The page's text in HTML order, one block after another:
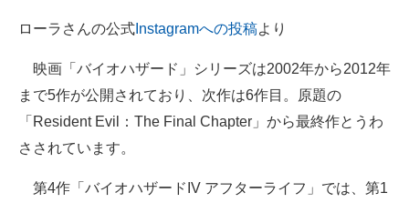
製造業のIT導入・活用を支援
ローラさんの公式 Instagramへの投稿より
映画「バイオハザード」シリーズは2002年から2012年
まで5作が公開されており、次作は6作目。原題の
「Resident Evil：The Final Chapter」から最終作とうわ
さされています。
第4作「バイオハザードIV アフターライフ」では、第1